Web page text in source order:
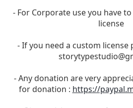
- For Corporate use you have
license
- If you need a custom license
- Any donation are very
for donation : https://